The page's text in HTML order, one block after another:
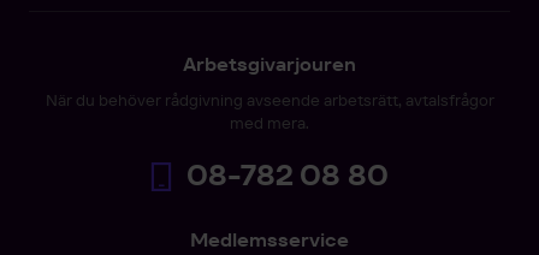
Arbetsgivarjouren
När du behöver rådgivning avseende arbetsrätt, avtalsfrågor
med mera.
08-782 08 80
Medlemsservice